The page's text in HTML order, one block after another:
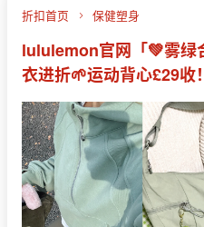
折扣首页 保健塑身
lululemon官网「💚雾绿
衣进折🌱运动背心£29收